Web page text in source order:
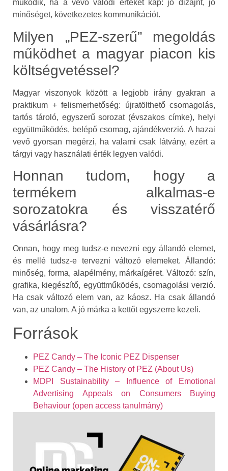
működik, ha a vevő valódi értéket kap: jó dizájnt, jó
minőséget, következetes kommunikációt.
Milyen „PEZ-szerű” megoldás
működhet a magyar piacon kis
költségvetéssel?
Magyar viszonyok között a legjobb irány gyakran a
praktikum + felismerhetőség: újratölthető csomagolás,
tartós tároló, egyszerű sorozat (évszakos címke), helyi
együttműködés, belépő csomag, ajándékverzió. A hazai
vevő gyorsan megérzi, ha valami csak látvány, ezért a
tárgyi vagy használati érték legyen valódi.
Honnan tudom, hogy a
termékem alkalmas-e
sorozatokra és visszatérő
vásárlásra?
Onnan, hogy meg tudsz-e nevezni egy állandó elemet,
és mellé tudsz-e tervezni változó elemeket. Állandó:
minőség, forma, alapélmény, márkaígéret. Változó: szín,
grafika, kiegészítő, együttműködés, csomagolási verzió.
Ha csak változó elem van, az káosz. Ha csak állandó
van, az unalom. A jó márka a kettőt egyszerre kezeli.
Források
PEZ Candy – The Iconic PEZ Dispenser
PEZ Candy – The History of PEZ (About Us)
MDPI Sustainability – Influence of Emotional
Advertising Appeals on Consumers Buying
Behaviour (open access tanulmány)